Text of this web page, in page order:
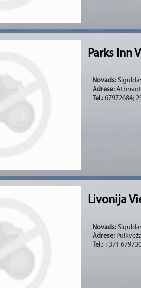
Parks Inn
Novads:
Adrese:
Tel.: 67972684;
Livonija
Novads:
Adrese:
Tel.: +371